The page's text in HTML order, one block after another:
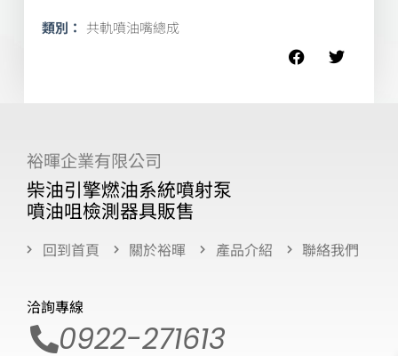
類別： 共軌噴油嘴總成
裕暉企業有限公司
柴油引擎燃油系統噴射泵
噴油咀檢測器具販售
回到首頁 關於裕暉 產品介紹 聯絡我們
洽詢專線
0922-271613